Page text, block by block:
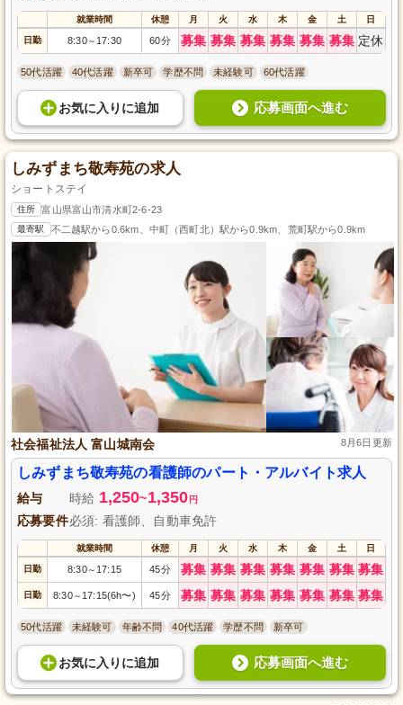
就業時間 休憩 月 火 水 木 金 土 日
日勤 8:30～ 17:30 60分 募集 募集 募集 募集 募集 募集 定休
50代活躍 40代活躍 新卒可 学歴不問 未経験可 60代活躍
お気に入り に追加 応募画面へ進む
しみずまち敬寿苑の求人
ショートステイ
住所 富山県富山市清水町2-6-23
最寄駅 不二越駅から0.6km、中町（西町北）駅から0.9km、荒町駅から0.9km
社会福祉法人 富山城南会 8月6日更新
しみずまち敬寿苑の看護師のパート・アルバイト求人
給与 時給 1,250~1,350 円
応募要件必須: 看護師、自動車免許
就業時間 休憩 月 火 水 木 金 土 日
日勤 8:30～ 17:15 45分 募集 募集 募集 募集 募集 募集 募集
日勤 8:30～ 17:15(6h〜) 45分 募集 募集 募集 募集 募集 募集 募集
50代活躍 未経験可 年齢不問 40代活躍 学歴不問 新卒可
お気に入り に追加 応募画面へ進む